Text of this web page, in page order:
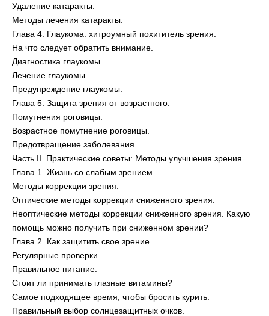
Удаление катаракты.
Методы лечения катаракты.
Глава 4. Глаукома: хитроумный похититель зрения.
На что следует обратить внимание.
Диагностика глаукомы.
Лечение глаукомы.
Предупреждение глаукомы.
Глава 5. Защита зрения от возрастного.
Помутнения роговицы.
Возрастное помутнение роговицы.
Предотвращение заболевания.
Часть II. Практические советы: Методы улучшения зрения.
Глава 1. Жизнь со слабым зрением.
Методы коррекции зрения.
Оптические методы коррекции сниженного зрения.
Неоптические методы коррекции сниженного зрения. Какую
помощь можно получить при сниженном зрении?
Глава 2. Как защитить свое зрение.
Регулярные проверки.
Правильное питание.
Стоит ли принимать глазные витамины?
Самое подходящее время, чтобы бросить курить.
Правильный выбор солнцезащитных очков.